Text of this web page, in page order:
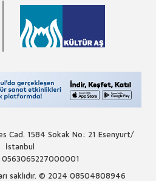
Cad. 1584 Sokak No: 21 Esenyurt/
İstanbul
0563065227000001
saklıdır. © 2024 08504808946